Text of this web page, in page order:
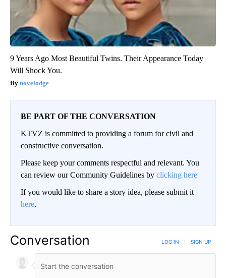
9 Years Ago Most Beautiful Twins. Their Appearance Today
Will Shock You.
novelodge
BE PART OF THE CONVERSATION
KTVZ is committed to providing a forum for civil and
constructive conversation.
Please keep your comments respectful and relevant. You
can review our Community Guidelines by clicking here
If you would like to share a story idea, please submit it
here.
Conversation LOG IN SIGN UP